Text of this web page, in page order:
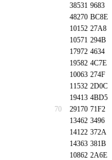
38531 9683
48270 BC8E
10152 27A8
10571 294B
17972 4634
19582 4C7E
10063 274F
11532 2D0C
19413 4BD5
70
29170 71F2
13462 3496
14122 372A
14363 381B
10862 2A6E